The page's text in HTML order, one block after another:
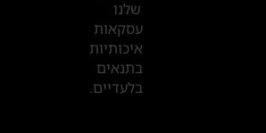
שלנו
עסקאות
איכותיות
בתנאים
בלעדיים.